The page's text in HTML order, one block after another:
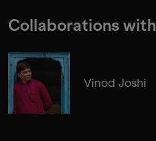
Collaborations with
Vinod Joshi